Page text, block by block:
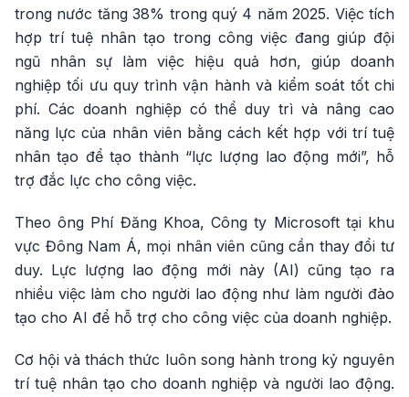
trong nước tăng 38% trong quý 4 năm 2025. Việc tích
hợp trí tuệ nhân tạo trong công việc đang giúp đội
ngũ nhân sự làm việc hiệu quả hơn, giúp doanh
nghiệp tối ưu quy trình vận hành và kiểm soát tốt chi
phí. Các doanh nghiệp có thể duy trì và nâng cao
năng lực của nhân viên bằng cách kết hợp với trí tuệ
nhân tạo để tạo thành “lực lượng lao động mới”, hỗ
trợ đắc lực cho công việc.
Theo ông Phí Đăng Khoa, Công ty Microsoft tại khu
vực Đông Nam Á, mọi nhân viên cũng cần thay đổi tư
duy. Lực lượng lao động mới này (AI) cũng tạo ra
nhiều việc làm cho người lao động như làm người đào
tạo cho AI để hỗ trợ cho công việc của doanh nghiệp.
Cơ hội và thách thức luôn song hành trong kỷ nguyên
trí tuệ nhân tạo cho doanh nghiệp và người lao động.